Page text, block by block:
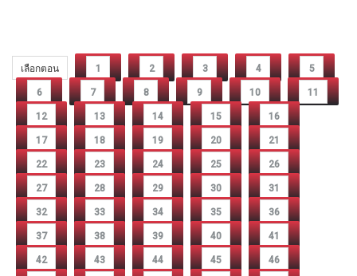
เลือกตอน 1 2 3 4 5
6 7 8 9 10 11
12 13 14 15 16
17 18 19 20 21
22 23 24 25 26
27 28 29 30 31
32 33 34 35 36
37 38 39 40 41
42 43 44 45 46